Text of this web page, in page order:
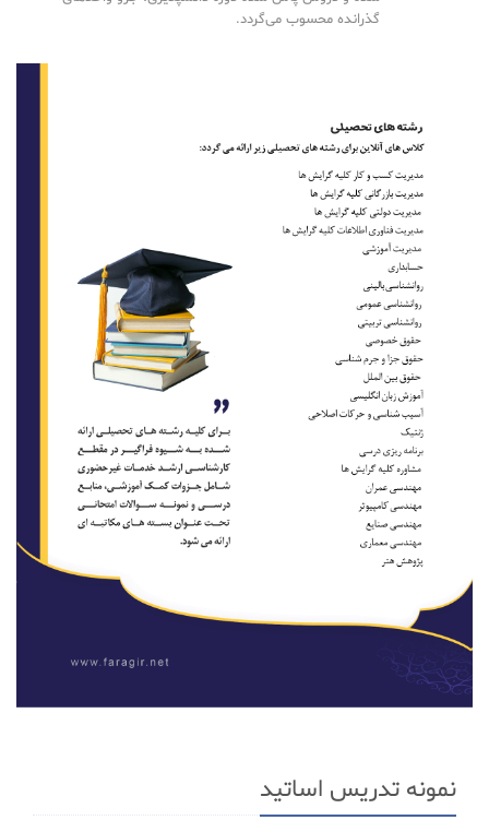
گذرانده محسوب می‌گردد.
نمونه تدریس اساتید